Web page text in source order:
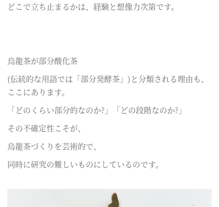
どこで立ち止まるかは、経験と想像力次第です。
烏龍茶が部分酸化茶
(伝統的な用語では「部分発酵茶」)と分類される理由も、
ここにあります。
「どのくらい部分的なのか?」「どの段階なのか?」
その不確定性こそが、
烏龍茶づくりを芸術的で、
同時に研究の難しいものにしているのです。